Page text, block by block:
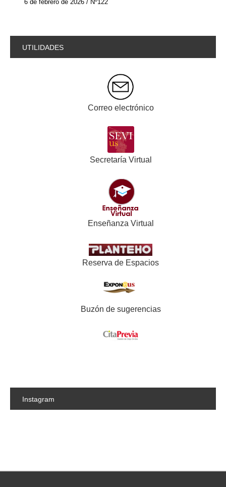
6 de febrero de 2026 / Nº122
UTILIDADES
Correo electrónico
Secretaría Virtual
Enseñanza Virtual
Reserva de Espacios
Buzón de sugerencias
Instagram